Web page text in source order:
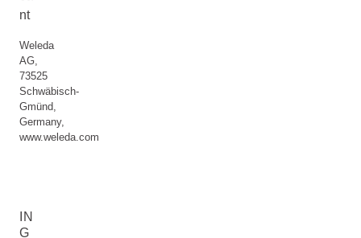
nt
Weleda
AG,
73525
Schwäbisch-
Gmünd,
Germany,
www.weleda.com
IN
G